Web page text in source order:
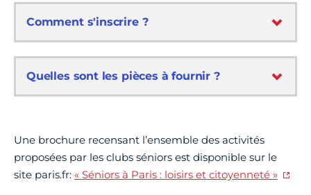
Comment s'inscrire ?
Quelles sont les pièces à fournir ?
Une brochure recensant l’ensemble des activités
proposées par les clubs séniors est disponible sur le
site paris.fr: « Séniors à Paris : loisirs et citoyenneté »